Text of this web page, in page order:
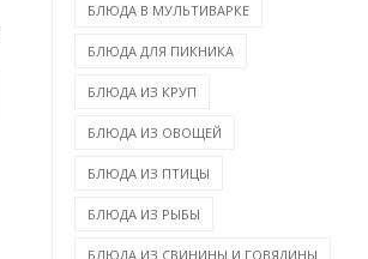
БЛЮДА В МУЛЬТИВАРКЕ
БЛЮДА ДЛЯ ПИКНИКА
БЛЮДА ИЗ КРУП
БЛЮДА ИЗ ОВОЩЕЙ
БЛЮДА ИЗ ПТИЦЫ
БЛЮДА ИЗ РЫБЫ
БЛЮДА ИЗ СВИНИНЫ И ГОВЯДИНЫ